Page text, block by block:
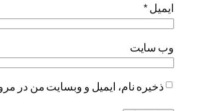
ایمیل*
وب‌ سایت
ذخیره نام، ایمیل و وبسایت من در